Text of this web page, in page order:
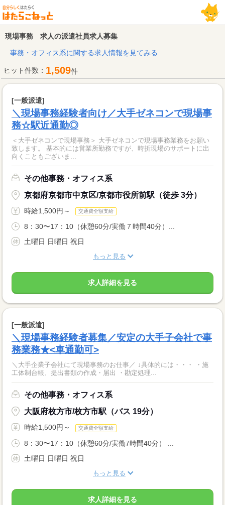
現場事務 求人の派遣社員求人募集
事務・オフィス系に関する求人情報を見てみる
ヒット件数： 1,509件
[一般派遣]
＼現場事務経験者向け／大手ゼネコンで現場事
務☆駅近通勤◎
＜大手ゼネコンで現場事務＞ 大手ゼネコンで現場事務業務をお願い
致します。 基本的には営業所勤務ですが、時折現場のサポートに出
向くこともございま...
その他事務・オフィス系
京都府京都市中京区/京都市役所前駅（徒歩 3分）
時給1,500円～ 交通費全額支給
8：30〜17：10（休憩60分/実働７時間40分）...
土曜日 日曜日 祝日
もっと見る
求人詳細を見る
[一般派遣]
＼現場事務経験者募集／安定の大手子会社で事
務業務★<車通勤可>
＼大手企業子会社にて現場事務のお仕事／ ↓具体的には・・・ ・施
工体制台帳、提出書類の作成・届出 ・勘定処理...
その他事務・オフィス系
大阪府枚方市/枚方市駅（バス 19分）
時給1,500円～ 交通費全額支給
8：30〜17：10（休憩60分/実働7時間40分） ...
土曜日 日曜日 祝日
もっと見る
求人詳細を見る